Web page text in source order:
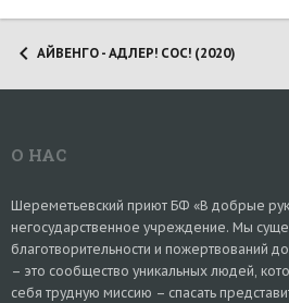
АЙВЕНГО - АДЛЕР! СОС! (2020)
О НАС
Шереметьевский приют БФ «В добрые
негосударственное учреждение. Мы
благотворительности и пожертвований
– это сообщество уникальных людей,
себя трудную миссию – спасать